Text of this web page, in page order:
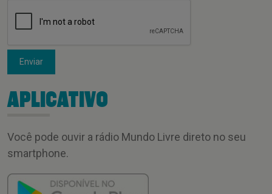
Enviar
APLICATIVO
Você pode ouvir a rádio Mundo Livre direto no seu
smartphone.